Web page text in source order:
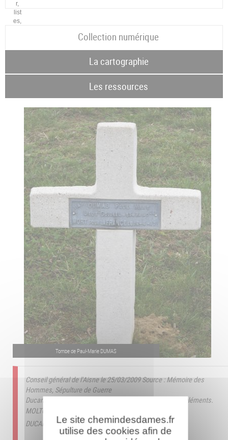
Collection numérique
La cartographie
Les ressources
Tombe de Paul-Marie DUMAS
Conseil général de l'Aisne le 25/03/2009Source : Mémoire des
Hommes, Sépulture de Guerre
Ducarroz Laurent le 28/06/2016
Source : MdH pour compléments.
MOLTCHANOFF Jean Marc le 31/10/2023
DUCARROZ Laurent le 22/01/2024
Le site chemindesdames.fr
utilise des cookies afin de